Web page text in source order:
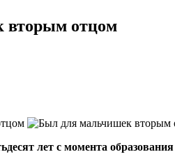
вторым отцом
лет с момента